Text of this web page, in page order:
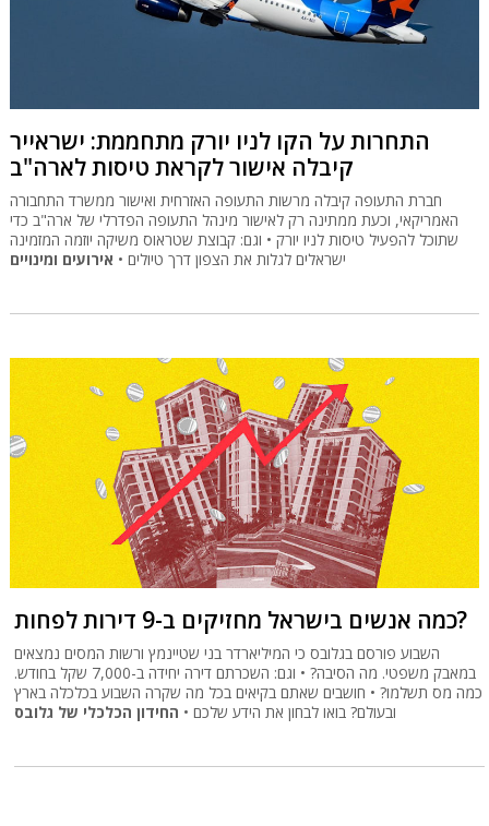
התחרות על הקו לניו יורק מתחממת: ישראייר
קיבלה אישור לקראת טיסות לארה"ב
חברת התעופה קיבלה מרשות התעופה האזרחית ואישור ממשרד התחבורה
האמריקאי, וכעת ממתינה רק לאישור מינהל התעופה הפדרלי של ארה"ב כדי
שתוכל להפעיל טיסות לניו יורק • וגם: קבוצת שטראוס משיקה יוזמה המזמינה
ישראלים לגלות את הצפון דרך טיולים • אירועים ומינויים
כמה אנשים בישראל מחזיקים ב-9 דירות לפחות?
השבוע פורסם בגלובס כי המיליארדר בני שטיינמץ ורשות המסים נמצאים
במאבק משפטי. מה הסיבה? • וגם: השכרתם דירה יחידה ב-7,000 שקל בחודש.
כמה מס תשלמו? • חושבים שאתם בקיאים בכל מה שקרה השבוע בכלכלה בארץ
ובעולם? בואו לבחון את הידע שלכם • החידון הכלכלי של גלובס